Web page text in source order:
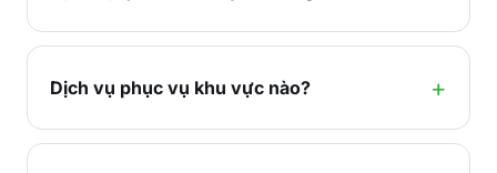
Dịch vụ phục vụ khu vực nào?